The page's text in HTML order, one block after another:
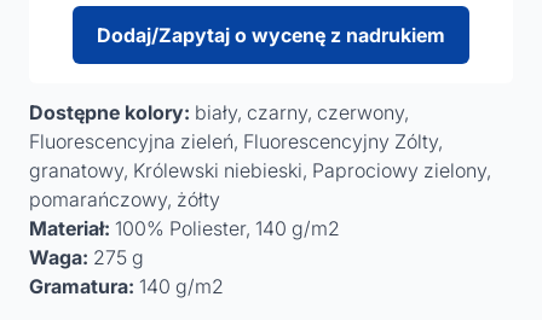
Dodaj/Zapytaj o wycenę z nadrukiem
Dostępne kolory: biały, czarny, czerwony,
Fluorescencyjna zieleń, Fluorescencyjny Zólty,
granatowy, Królewski niebieski, Paprociowy zielony,
pomarańczowy, żółty
Materiał: 100% Poliester, 140 g/m2
Waga: 275 g
Gramatura: 140 g/m2